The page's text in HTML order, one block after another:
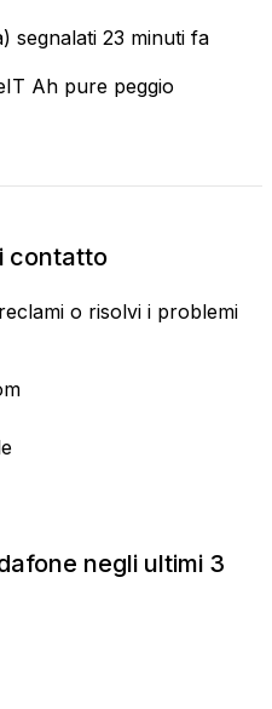
segnalati 23 minuti fa
Ah pure peggio
contatto
o risolvi i problemi
negli ultimi 3